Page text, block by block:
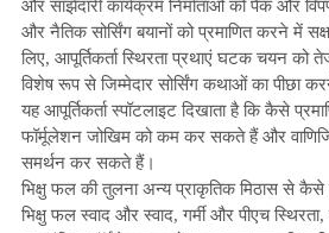
और साझेदारी कार्यक्रम निर्माताओं को पैक और
और नैतिक सोर्सिंग बयानों को प्रमाणित करने में
लिए, आपूर्तिकर्ता स्थिरता प्रथाएं घटक चयन को
विशेष रूप से जिम्मेदार सोर्सिंग कथाओं का पीछा
यह आपूर्तिकर्ता स्पॉटलाइट दिखाता है कि कैसे
फॉर्मूलेशन जोखिम को कम कर सकते हैं और
समर्थन कर सकते हैं।
भिक्षु फल की तुलना अन्य प्राकृतिक मिठास से कैसे
भिक्षु फल स्वाद और स्वाद, गर्मी और पीएच